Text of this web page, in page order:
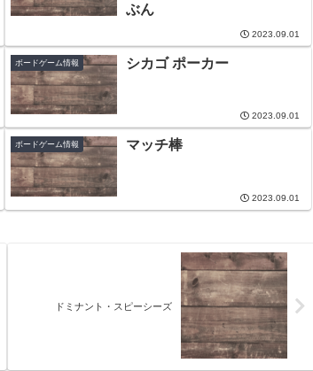
ぶん
2023.09.01
ボードゲーム情報 シカゴ ポーカー
2023.09.01
ボードゲーム情報 マッチ棒
2023.09.01
ドミナント・スピーシーズ